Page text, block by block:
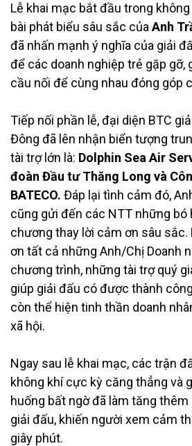
Lễ khai mạc bắt đầu trong
bài phát biểu sâu sắc của Anh
đã nhấn mạnh ý nghĩa của giải
để các doanh nghiệp trẻ gặp gỡ,
cầu nối để cùng nhau đóng góp
Tiếp nối phần lễ, đại diện BTC
Đông đã lên nhận biển tượng
tài trợ lớn là: Dolphin Sea Air
đoàn Đầu tư Thăng Long và
BATECO. Đáp lại tình cảm đó,
cũng gửi đến các NTT những bó
chương thay lời cảm ơn sâu sắc.
ơn tất cả những Anh/Chị Doanh
chương trình, những tài trợ quý
giúp giải đấu có được thành
còn thể hiện tinh thần doanh
xã hội.
Ngay sau lễ khai mạc, các trận
không khí cực kỳ căng thẳng và
huống bất ngờ đã làm tăng
giải đấu, khiến người xem cảm
giây phút.